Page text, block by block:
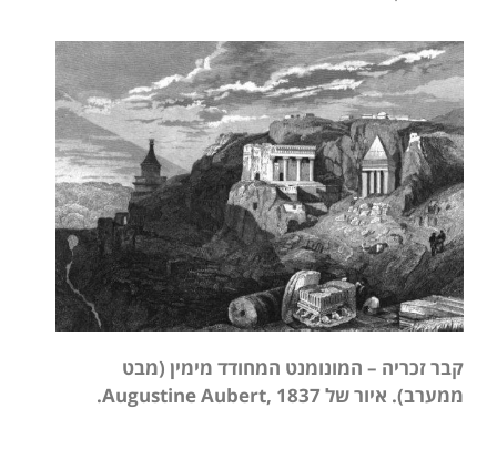
קבר זכריה – המונומנט המחודד מימין (מבט
ממערב). איור של
Augustine Aubert, 1837.